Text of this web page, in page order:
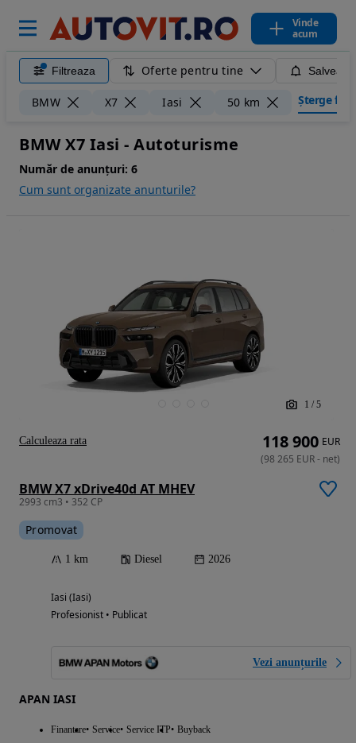
Vinde
acum
Filtreaza Oferte pentru tine
BMW X7 Iasi 50 km Șterge
BMW X7 Iasi - Autoturisme
Număr de anunțuri: 6
Cum sunt organizate anunturile?
1 / 5
BMW X7 xDrive40d AT MHEV
2993 cm3 • 352 CP
Promovat
1 km Diesel 2026
Iasi (Iasi)
Profesionist • Publicat
Vezi anunțurile
APAN IASI
Finantare Service Service ITP Buyback
118 900 EUR
(98 265 EUR- net)
Calculeaza rata